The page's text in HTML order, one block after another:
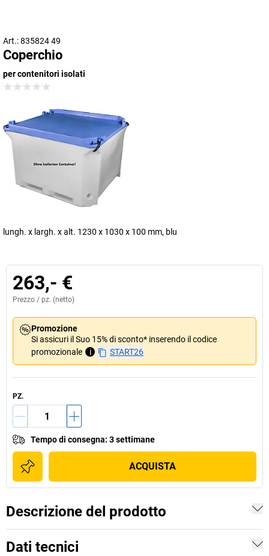
Art.: 835824 49
Coperchio
per contenitori isolati
lungh. x largh. x alt. 1230 x 1030 x 100 mm, blu
263,- €
Prezzo / pz. (netto)
Promozione
Si assicuri il Suo 15% di sconto* inserendo il codice
promozionale
i START26
PZ.
Tempo di consegna: 3 settimane
ACQUISTA
Descrizione del prodotto
Dati tecnici